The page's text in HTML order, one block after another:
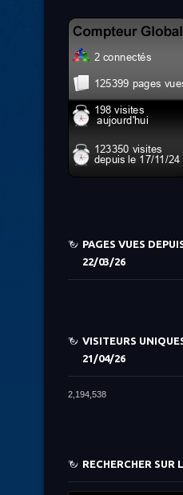
PAGES VUES
22/03/26
VISITEURS
21/04/26
2,194,538
RECHERCHER SUR